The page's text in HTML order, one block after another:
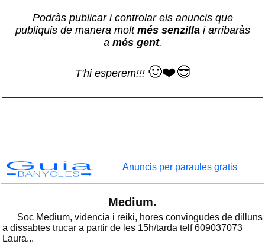
Podràs publicar i controlar els anuncis que
publiquis de manera molt més senzillai arribaràs
a més gent.
T'hi esperem!!! 🙂❤️😎
Guia
BANYOLES
Anuncis per paraules gratis
Medium.
Soc Medium, videncia i reiki, hores convingudes de dilluns
a dissabtes trucar a partir de les 15h/tarda telf 609037073
Laura...